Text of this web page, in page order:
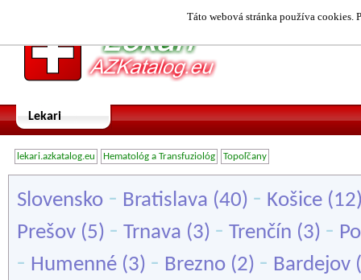
Táto webová stránka používa cookies.
Lekari
lekari.azkatalog.eu Hematológ a Transfuziológ Topoľčany
Slovensko - Bratislava (40) - Košice
Prešov (5) - Trnava (3) - Trenčín (3) -
- Humenné (3) - Brezno (2) - Bardejov